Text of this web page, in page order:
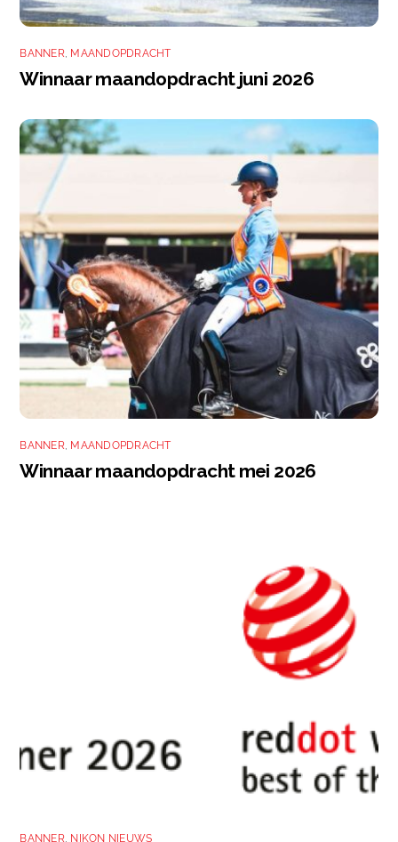
BANNER MAANDOPDRACHT
Winnaar maandopdracht juni 2026
BANNER, MAANDOPDRACHT
Winnaar maandopdracht mei 2026
BANNER NIKON NIEUWS